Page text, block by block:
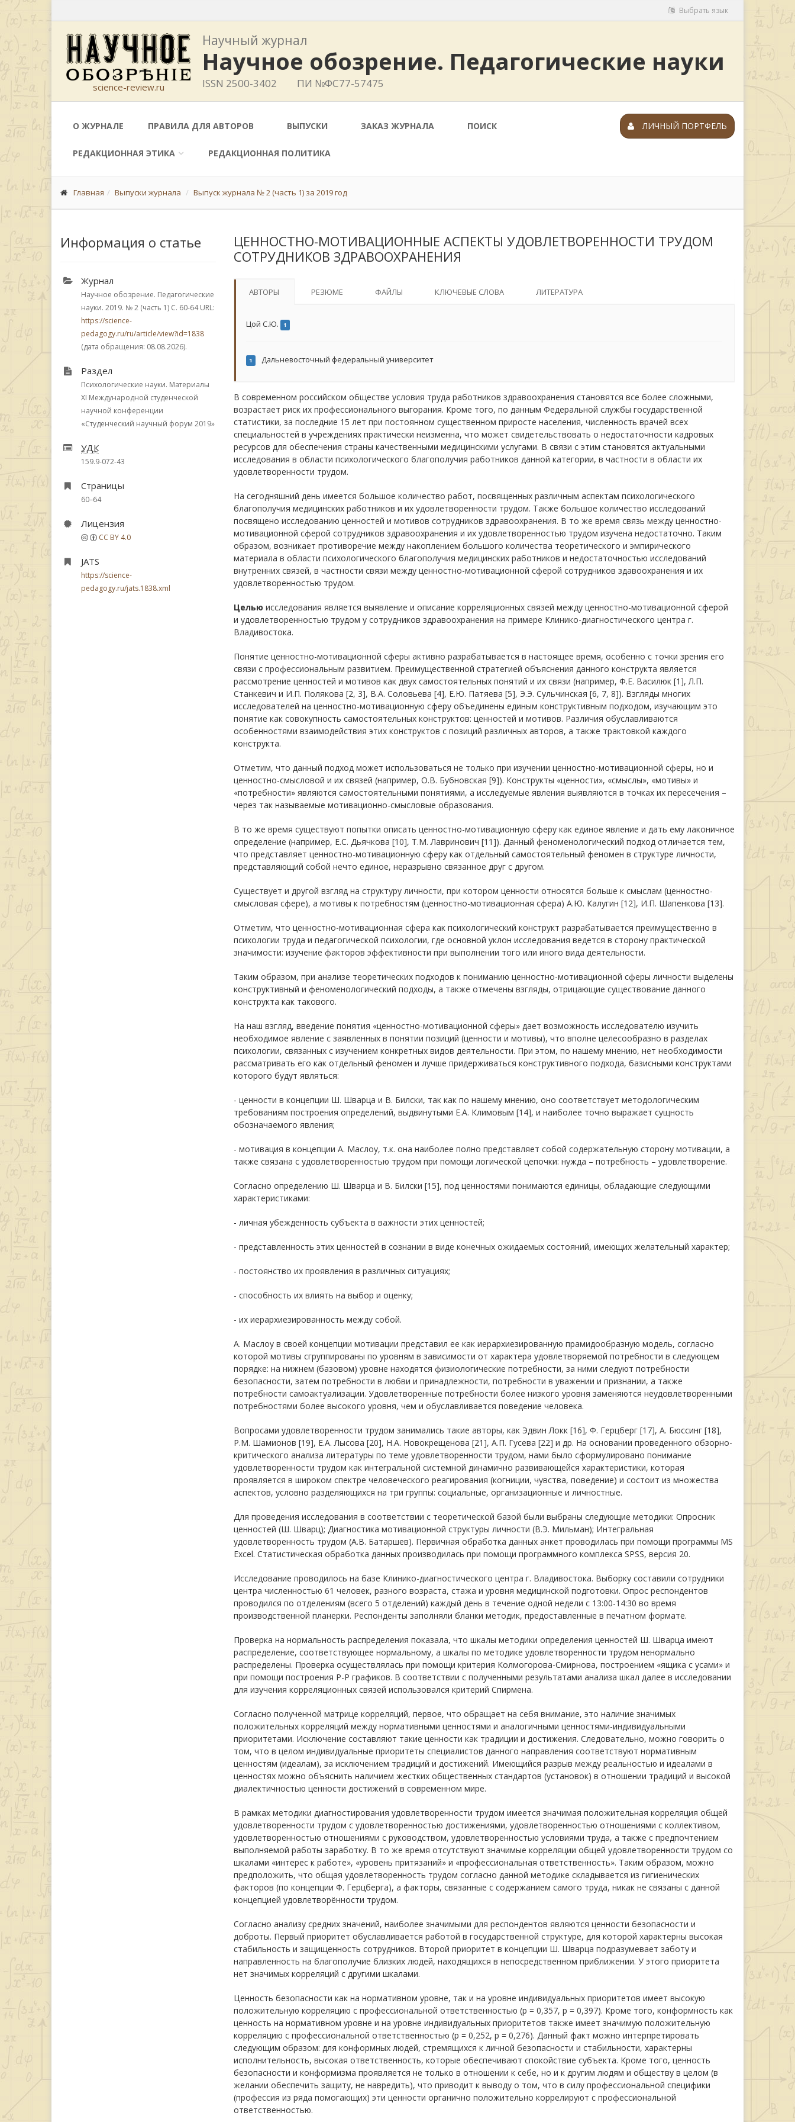
Выбрать язык
science-review.ru
Научный журнал
Научное обозрение. Педагогические науки
ISSN 2500-3402 ПИ №ФС77-57475
О ЖУРНАЛЕ ПРАВИЛА ДЛЯ АВТОРОВ ВЫПУСКИ ЗАКАЗ ЖУРНАЛА ПОИСК
РЕДАКЦИОННАЯ ЭТИКА РЕДАКЦИОННАЯ ПОЛИТИКА
ЛИЧНЫЙ ПОРТФЕЛЬ
Главная Выпуски журнала Выпуск журнала № 2 (часть 1) за 2019 год
Информация о статье
Журнал
Научное обозрение. Педагогические
науки. 2019. № 2 (часть 1) С. 60-64URL:
https://science-
pedagogy.ru/ru/article/view?id=1838
(дата обращения: 08.08.2026).
Раздел
Психологические науки. Материалы
XI Международной студенческой
научной конференции
«Студенческий научный форум 2019»
УДК
159.9-072-43
Страницы
60–64
Лицензия
CC BY 4.0
JATS
https://science-
pedagogy.ru/jats.1838.xml
ЦЕННОСТНО-МОТИВАЦИОННЫЕ АСПЕКТЫ УДОВЛЕТВОРЕННОСТИ ТРУДОМ
СОТРУДНИКОВ ЗДРАВООХРАНЕНИЯ
АВТОРЫ РЕЗЮМЕ ФАЙЛЫ КЛЮЧЕВЫЕ СЛОВА ЛИТЕРАТУРА
Цой С.Ю. 1
1 Дальневосточный федеральный университет
В современном российском обществе условия труда работников здравоохранения становятся все более сложными,
возрастает риск их профессионального выгорания. Кроме того, по данным Федеральной службы государственной
статистики, за последние 15 лет при постоянном существенном приросте населения, численность врачей всех
специальностей в учреждениях практически неизменна, что может свидетельствовать о недостаточности кадровых
ресурсов для обеспечения страны качественными медицинскими услугами. В связи с этим становятся актуальными
исследования в области психологического благополучия работников данной категории, в частности в области их
удовлетворенности трудом.
На сегодняшний день имеется большое количество работ, посвященных различным аспектам психологического
благополучия медицинских работников и их удовлетворенности трудом. Также большое количество исследований
посвящено исследованию ценностей и мотивов сотрудников здравоохранения. В то же время связь между ценностно-
мотивационной сферой сотрудников здравоохранения и их удовлетворенностью трудом изучена недостаточно. Таким
образом, возникает противоречие между накоплением большого количества теоретического и эмпирического
материала в области психологического благополучия медицинских работников и недостаточностью исследований
внутренних связей, в частности связи между ценностно-мотивационной сферой сотрудников здавоохранения и их
удовлетворенностью трудом.
Целью исследования является выявление и описание корреляционных связей между ценностно-мотивационной сферой
и удовлетворенностью трудом у сотрудников здравоохранения на примере Клинико-диагностического центра г.
Владивостока.
Понятие ценностно-мотивационной сферы активно разрабатывается в настоящее время, особенно с точки зрения его
связи с профессиональным развитием. Преимущественной стратегией объяснения данного конструкта является
рассмотрение ценностей и мотивов как двух самостоятельных понятий и их связи (например, Ф.Е. Василюк [1], Л.П.
Станкевич и И.П. Полякова [2, 3], В.А. Соловьева [4], Е.Ю. Патяева [5], Э.Э. Сульчинская [6, 7, 8]). Взгляды многих
исследователей на ценностно-мотивационную сферу объединены единым конструктивным подходом, изучающим это
понятие как совокупность самостоятельных конструктов: ценностей и мотивов. Различия обуславливаются
особенностями взаимодействия этих конструктов с позиций различных авторов, а также трактовкой каждого
конструкта.
Отметим, что данный подход может использоваться не только при изучении ценностно-мотивационной сферы, но и
ценностно-смысловой и их связей (например, О.В. Бубновская [9]). Конструкты «ценности», «смыслы», «мотивы» и
«потребности» являются самостоятельными понятиями, а исследуемые явления выявляются в точках их пересечения –
через так называемые мотивационно-смысловые образования.
В то же время существуют попытки описать ценностно-мотивационную сферу как единое явление и дать ему лаконичное
определение (например, Е.С. Дьячкова [10], Т.М. Лавринович [11]). Данный феноменологический подход отличается тем,
что представляет ценностно-мотивационную сферу как отдельный самостоятельный феномен в структуре личности,
представляющий собой нечто единое, неразрывно связанное друг с другом.
Существует и другой взгляд на структуру личности, при котором ценности относятся больше к смыслам (ценностно-
смысловая сфере), а мотивы к потребностям (ценностно-мотивационная сфера) А.Ю. Калугин [12], И.П. Шапенкова [13].
Отметим, что ценностно-мотивационная сфера как психологический конструкт разрабатывается преимущественно в
психологии труда и педагогической психологии, где основной уклон исследования ведется в сторону практической
значимости: изучение факторов эффективности при выполнении того или иного вида деятельности.
Таким образом, при анализе теоретических подходов к пониманию ценностно-мотивационной сферы личности выделены
конструктивный и феноменологический подходы, а также отмечены взгляды, отрицающие существование данного
конструкта как такового.
На наш взгляд, введение понятия «ценностно-мотивационной сферы» дает возможность исследователю изучить
необходимое явление с заявленных в понятии позиций (ценности и мотивы), что вполне целесообразно в разделах
психологии, связанных с изучением конкретных видов деятельности. При этом, по нашему мнению, нет необходимости
рассматривать его как отдельный феномен и лучше придерживаться конструктивного подхода, базисными конструктами
которого будут являться:
- ценности в концепции Ш. Шварца и В. Билски, так как по нашему мнению, оно соответствует методологическим
требованиям построения определений, выдвинутыми Е.А. Климовым [14], и наиболее точно выражает сущность
обозначаемого явления;
- мотивация в концепции А. Маслоу, т.к. она наиболее полно представляет собой содержательную сторону мотивации, а
также связана с удовлетворенностью трудом при помощи логической цепочки: нужда – потребность – удовлетворение.
Согласно определению Ш. Шварца и В. Билски [15], под ценностями понимаются единицы, обладающие следующими
характеристиками:
- личная убежденность субъекта в важности этих ценностей;
- представленность этих ценностей в сознании в виде конечных ожидаемых состояний, имеющих желательный характер;
- постоянство их проявления в различных ситуациях;
- способность их влиять на выбор и оценку;
- их иерархиезированность между собой.
А. Маслоу в своей концепции мотивации представил ее как иерархиезированную прамидообразную модель, согласно
которой мотивы сгруппированы по уровням в зависимости от характера удовлетворяемой потребности в следующем
порядке: на нижнем (базовом) уровне находятся физиологические потребности, за ними следуют потребности
безопасности, затем потребности в любви и принадлежности, потребности в уважении и признании, а также
потребности самоактуализации. Удовлетворенные потребности более низкого уровня заменяются неудовлетворенными
потребностями более высокого уровня, чем и обуславливается поведение человека.
Вопросами удовлетворенности трудом занимались такие авторы, как Эдвин Локк [16], Ф. Герцберг [17], А. Бюссинг [18],
Р.М. Шамионов [19], Е.А. Лысова [20], Н.А. Новокрещенова [21], А.П. Гусева [22] и др. На основании проведенного обзорно-
критического анализа литературы по теме удовлетворенности трудом, нами было сформулировано понимание
удовлетворенности трудом как интегральной системной динамично развивающейся характеристики, которая
проявляется в широком спектре человеческого реагирования (когниции, чувства, поведение) и состоит из множества
аспектов, условно разделяющихся на три группы: социальные, организационные и личностные.
Для проведения исследования в соответствии с теоретической базой были выбраны следующие методики: Опросник
ценностей (Ш. Шварц); Диагностика мотивационной структуры личности (В.Э. Мильман); Интегральная
удовлетворенность трудом (А.В. Батаршев). Первичная обработка данных анкет проводилась при помощи программы MS
Excel. Статистическая обработка данных производилась при помощи программного комплекса SPSS, версия 20.
Исследование проводилось на базе Клинико-диагностического центра г. Владивостока. Выборку составили сотрудники
центра численностью 61 человек, разного возраста, стажа и уровня медицинской подготовки. Опрос респондентов
проводился по отделениям (всего 5 отделений) каждый день в течение одной недели с 13:00-14:30 во время
производственной планерки. Респонденты заполняли бланки методик, предоставленные в печатном формате.
Проверка на нормальность распределения показала, что шкалы методики определения ценностей Ш. Шварца имеют
распределение, соответствующее нормальному, а шкалы по методике удовлетворенности трудом ненормально
распределены. Проверка осуществлялась при помощи критерия Колмогорова-Смирнова, построением «ящика с усами» и
при помощи построения P-P графиков. В соответствии с полученными результатами анализа шкал далее в исследовании
для изучения корреляционных связей использовался критерий Спирмена.
Согласно полученной матрице корреляций, первое, что обращает на себя внимание, это наличие значимых
положительных корреляций между нормативными ценностями и аналогичными ценностями-индивидуальными
приоритетами. Исключение составляют такие ценности как традиции и достижения. Следовательно, можно говорить о
том, что в целом индивидуальные приоритеты специалистов данного направления соответствуют нормативным
ценностям (идеалам), за исключением традиций и достижений. Имеющийся разрыв между реальностью и идеалами в
ценностях можно объяснить наличием жестких общественных стандартов (установок) в отношении традиций и высокой
диалектичностью ценности достижений в современном мире.
В рамках методики диагностирования удовлетворенности трудом имеется значимая положительная корреляция общей
удовлетворенности трудом с удовлетворенностью достижениями, удовлетворенностью отношениями с коллективом,
удовлетворенностью отношениями с руководством, удовлетворенностью условиями труда, а также с предпочтением
выполняемой работы заработку. В то же время отсутствуют значимые корреляции общей удовлетворенности трудом со
шкалами «интерес к работе», «уровень притязаний» и «профессиональная ответственность». Таким образом, можно
предположить, что общая удовлетворенность трудом согласно данной методике складывается из гигиенических
факторов (по концепции Ф. Герцберга), а факторы, связанные с содержанием самого труда, никак не связаны с данной
концепцией удовлетворённости трудом.
Согласно анализу средних значений, наиболее значимыми для респондентов являются ценности безопасности и
доброты. Первый приоритет обуславливается работой в государственной структуре, для которой характерны высокая
стабильность и защищенность сотрудников. Второй приоритет в концепции Ш. Шварца подразумевает заботу и
направленность на благополучие близких людей, находящихся в непосредственном приближении. У этого приоритета
нет значимых корреляций с другими шкалами.
Ценность безопасности как на нормативном уровне, так и на уровне индивидуальных приоритетов имеет высокую
положительную корреляцию с профессиональной ответственностью (p = 0,357, p = 0,397). Кроме того, конформность как
ценность на нормативном уровне и на уровне индивидуальных приоритетов также имеет значимую положительную
корреляцию с профессиональной ответственностью (p = 0,252, p = 0,276). Данный факт можно интерпретировать
следующим образом: для конформных людей, стремящихся к личной безопасности и стабильности, характерны
исполнительность, высокая ответственность, которые обеспечивают спокойствие субъекта. Кроме того, ценность
безопасности и конформизма проявляется не только в отношении к себе, но и к другим людям и обществу в целом (в
желании обеспечить защиту, не навредить), что приводит к выводу о том, что в силу профессиональной специфики
(профессия из ряда помогающих) эти ценности органично положительно коррелируют с профессиональной
ответственностью.